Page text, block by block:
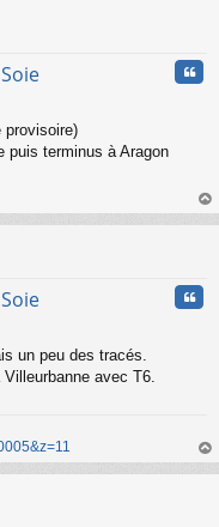
provisoire)
puis terminus à Aragon
au
un peu des tracés.
avec T6.
au